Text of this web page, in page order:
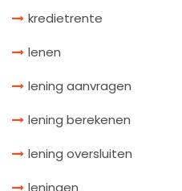
kredietrente
lenen
lening aanvragen
lening berekenen
lening oversluiten
leningen